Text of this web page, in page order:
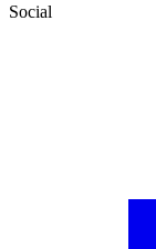
Social